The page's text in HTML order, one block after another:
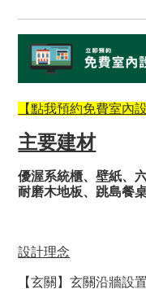
【點我預約免費室內
主要建材
優渥系統櫃、壁紙、
耐磨木地板、 跳島餐
設計理念
【玄關】玄關沿牆設